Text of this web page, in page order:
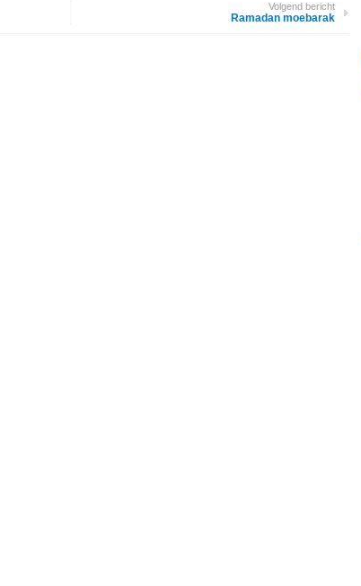
Volgend bericht
Ramadan moebarak